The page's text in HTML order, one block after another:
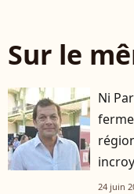
Sur le
Ni
24 juin